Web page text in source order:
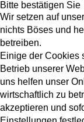
Bitte bestätigen Sie
Wir setzen auf
nichts Böses und
betreiben.
Einige der Cookies
Betrieb unserer
uns helfen unser
wirtschaftlich zu
akzeptieren und